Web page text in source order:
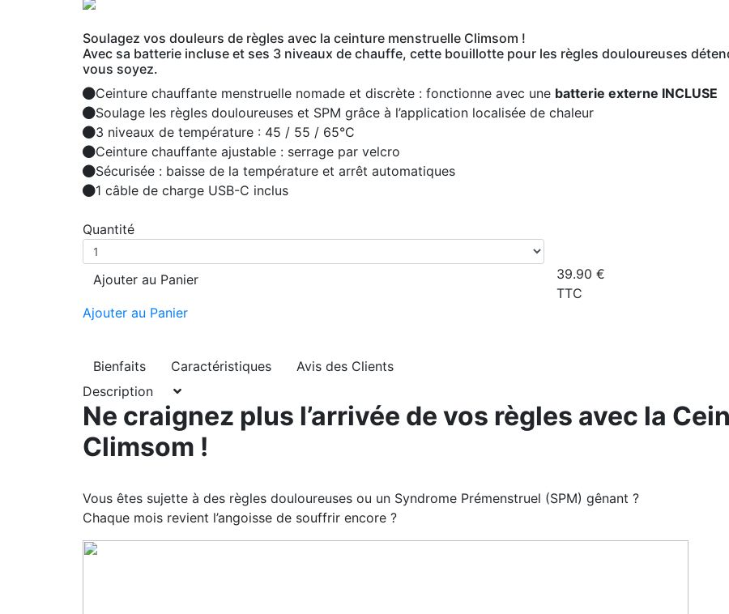
Soulagez vos douleurs de règles avec la ceinture menstruelle Climsom !
Avec sa batterie incluse et ses 3 niveaux de chauffe, cette bouillotte pour les règles douloureuses
vous soyez.
Ceinture chauffante menstruelle nomade et discrète : fonctionne avec une batterie externe INCLUSE
Soulage les règles douloureuses et SPM grâce à l’application localisée de chaleur
3 niveaux de température : 45 / 55 / 65°C
Ceinture chauffante ajustable : serrage par velcro
Sécurisée : baisse de la température et arrêt automatiques
1 câble de charge USB-C inclus
Quantité
Ajouter au Panier
Ajouter au Panier
39.90 €
TTC
Bienfaits Caractéristiques
Avis des Clients
Description
Ne craignez plus l’arrivée de vos règles avec la
Climsom !
Vous êtes sujette à des règles douloureuses ou un Syndrome Prémenstruel (SPM) gênant ?
Chaque mois revient l’angoisse de souffrir encore ?